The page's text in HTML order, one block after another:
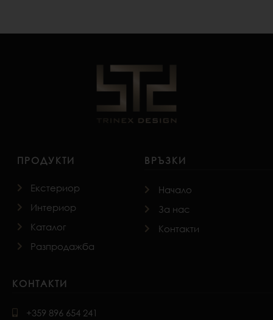
ПРОДУКТИ
Екстериор
Интериор
Каталог
Разпродажба
ВРЪЗКИ
Начало
За нас
Контакти
КОНТАКТИ
+359 896 654 241